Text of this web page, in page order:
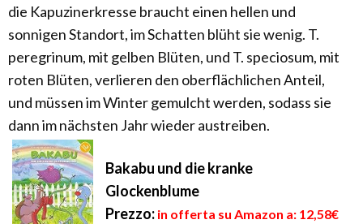
die Kapuzinerkresse braucht einen hellen und
sonnigen Standort, im Schatten blüht sie wenig. T.
peregrinum, mit gelben Blüten, und T. speciosum, mit
roten Blüten, verlieren den oberflächlichen Anteil,
und müssen im Winter gemulcht werden, sodass sie
dann im nächsten Jahr wieder austreiben.
Bakabu und die kranke
Glockenblume
Prezzo: in offerta su Amazon a: 12,58€